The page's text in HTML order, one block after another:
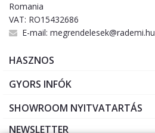
Romania
VAT: RO15432686
E-mail: megrendelesek@rademi.hu
HASZNOS
GYORS INFÓK
SHOWROOM NYITVATARTÁS
NEWSLETTER